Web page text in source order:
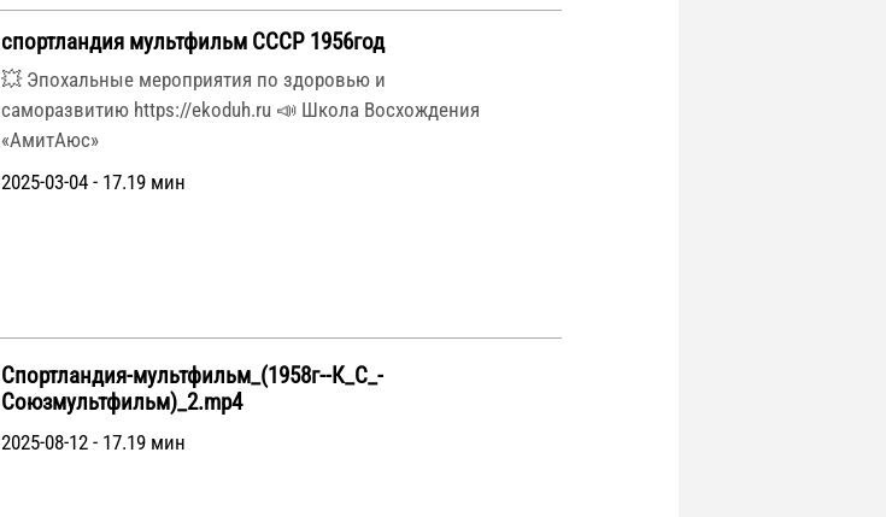
спортландия мультфильм СССР 1956год
💥 Эпохальные мероприятия по здоровью и
саморазвитию https://ekoduh.ru 📣 Школа Восхождения
«АмитАюс»
2025-03-04 - 17.19 мин
Спортландия-мультфильм_(1958г--К_С_-
Союзмультфильм)_2.mp4
2025-08-12 - 17.19 мин